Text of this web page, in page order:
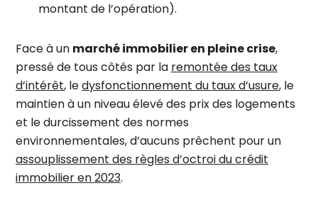
montant de l’opération).
Face à un marché immobilier en pleine crise,
pressé de tous côtés par la remontée des taux
d’intérêt, ledysfonctionnement du taux d’usure, le
maintien à un niveau élevé des prix des logements
et le durcissement des normes
environnementales, d’aucuns prêchent pour un
assouplissement des règles d’octroi du crédit
immobilier en 2023.